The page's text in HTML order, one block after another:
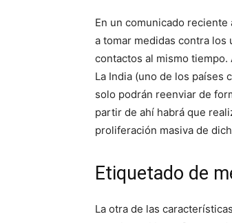
En un comunicado reciente
a tomar medidas contra los
contactos al mismo tiempo.
La India (uno de los países
solo podrán reenviar de
partir de ahí habrá que
proliferación masiva de
Etiquetado de
La otra de las